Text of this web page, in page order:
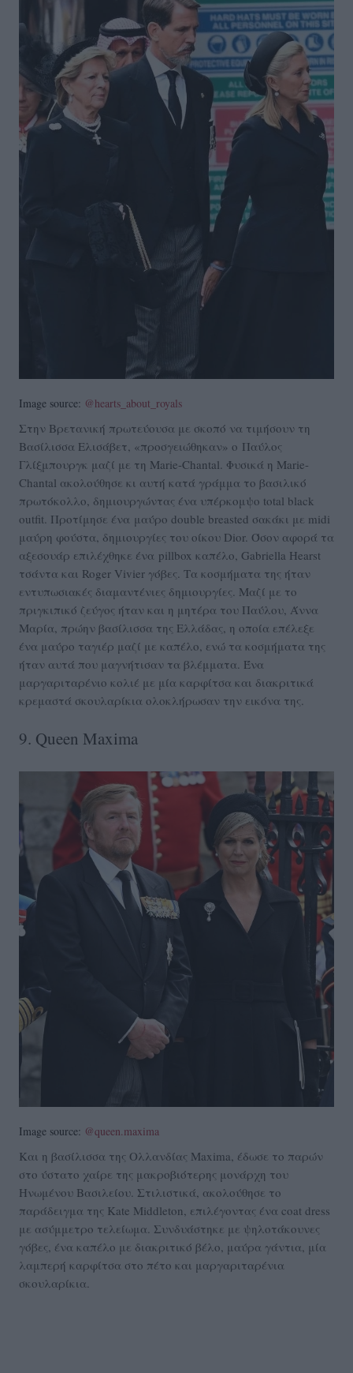
Image source: @hearts_about_royals
Στην Βρετανική πρωτεύουσα με σκοπό να τιμήσουν τη
Βασίλισσα Ελισάβετ, «προσγειώθηκαν» ο Παύλος
Γλίξμπουργκ μαζί με τη Marie-Chantal. Φυσικά η Marie-
Chantal ακολούθησε κι αυτή κατά γράμμα το βασιλικό
πρωτόκολλο, δημιουργώντας ένα υπέρκομψο total black
outfit. Προτίμησε ένα μαύρο double breasted σακάκι με midi
μαύρη φούστα, δημιουργίες του οίκου Dior. Όσον αφορά τα
αξεσουάρ επιλέχθηκε ένα pillbox καπέλο, Gabriella Hearst
τσάντα και Roger Vivier γόβες. Τα κοσμήματα της ήταν
εντυπωσιακές διαμαντένιες δημιουργίες. Μαζί με το
πριγκιπικό ζεύγος ήταν και η μητέρα του Παύλου, Άννα
Μαρία, πρώην βασίλισσα της Ελλάδας, η οποία επέλεξε
ένα μαύρο ταγιέρ μαζί με καπέλο, ενώ τα κοσμήματα της
ήταν αυτά που μαγνήτισαν τα βλέμματα. Ένα
μαργαριταρένιο κολιέ με μία καρφίτσα και διακριτικά
κρεμαστά σκουλαρίκια ολοκλήρωσαν την εικόνα της.
9. Queen Maxima
Image source: @queen.maxima
Και η βασίλισσα της Ολλανδίας Maxima, έδωσε το παρών
στο ύστατο χαίρε της μακροβιότερης μονάρχη του
Ηνωμένου Βασιλείου. Στιλιστικά, ακολούθησε το
παράδειγμα της Kate Middleton, επιλέγοντας ένα coat dress
με ασύμμετρο τελείωμα. Συνδυάστηκε με ψηλοτάκουνες
γόβες, ένα καπέλο με διακριτικό βέλο, μαύρα γάντια, μία
λαμπερή καρφίτσα στο πέτο και μαργαριταρένια
σκουλαρίκια.